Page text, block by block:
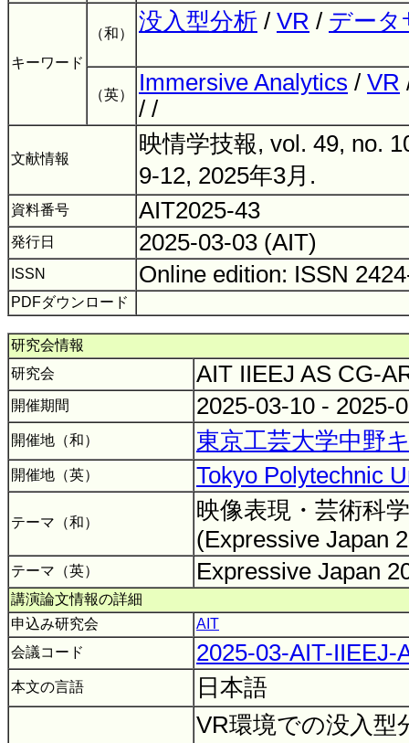
キーワード
（和） 没入型分析 / VR / データ
（英） Immersive Analytics / VR
/ /
文献情報
映情学技報, vol. 49, no.
9-12, 2025年3月.
資料番号 AIT2025-43
発行日 2025-03-03 (AIT)
ISSN Online edition: ISSN
PDFダウンロード
研究会情報
研究会
AIT IIEEJ AS CG-
開催期間 2025-03-10 - 2025-
開催地（和） 東京工芸大学中野
開催地（英） Tokyo Polytechnic
テーマ（和）
映像表現・芸術科
(Expressive Japan
テーマ（英） Expressive Japan
講演論文情報の詳細
申込み研究会
AIT
会議コード
2025-03-AIT-IIEEJ-
本文の言語
日本語
VR環境での没入型